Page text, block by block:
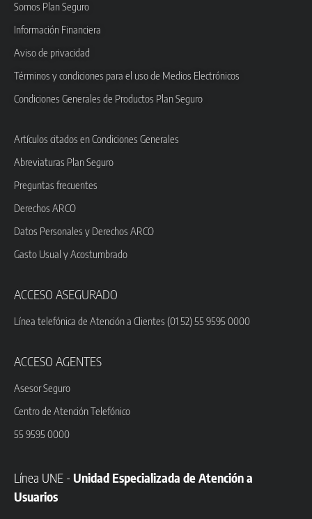
Somos Plan Seguro
Información Financiera
Aviso de privacidad
Términos y condiciones para el uso de Medios Electrónicos
Condiciones Generales de Productos Plan Seguro
Artículos citados en Condiciones Generales
Abreviaturas Plan Seguro
Preguntas frecuentes
Derechos ARCO
Datos Personales y Derechos ARCO
Gasto Usual y Acostumbrado
ACCESO ASEGURADO
Línea telefónica de Atención a Clientes (01 52) 55 9595 0000
ACCESO AGENTES
Asesor Seguro
Centro de Atención Telefónico
55 9595 0000
Línea UNE - Unidad Especializada de Atención a
Usuarios